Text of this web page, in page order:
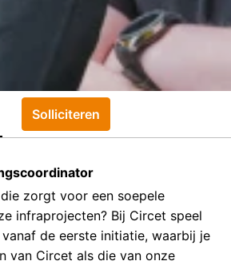
Solliciteren
zorgt voor een soepele
infraprojecten? Bij Circet speel
de eerste initiatie, waarbij je
van Circet als die van onze